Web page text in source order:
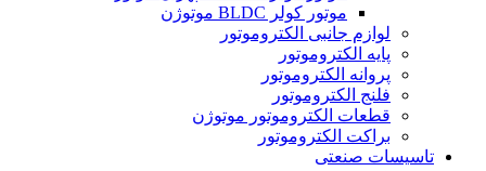
موتور کولر BLDC موتوژن
لوازم جانبی الکتروموتور
پایه الکتروموتور
پروانه الکتروموتور
فلنج الکتروموتور
قطعات الکتروموتور موتوژن
براکت الکتروموتور
تاسیسات صنعتی